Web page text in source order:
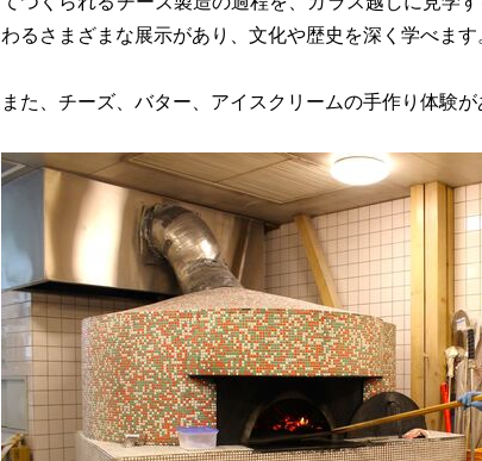
わるさまざまな展示があり、文化や歴史を深く学べます
また、チーズ、バター、アイスクリームの手作り体験